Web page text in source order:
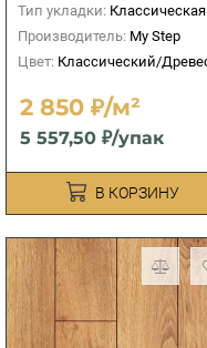
Тип укладки: Классическая
Производитель: My Step
Цвет: Классический/
2 850 ₽/м²
5 557,50 ₽/упак
В КОРЗИНУ